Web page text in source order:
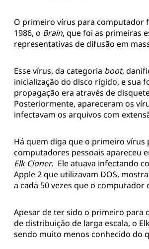
O primeiro vírus para computador
1986, o Brain, que foi as primeiras
representativas de difusão em
Esse vírus, da categoria boot,
inicialização do disco rígido, e sua
propagação era através de
Posteriormente, apareceram os
infectavam os arquivos com
Há quem diga que o primeiro vírus
computadores pessoais apareceu
Elk Cloner. Ele atuava infectando
Apple 2 que utilizavam DOS,
a cada 50 vezes que o computador
Apesar de ter sido o primeiro para
de distribuição de larga escala, o
sendo muito menos conhecido do